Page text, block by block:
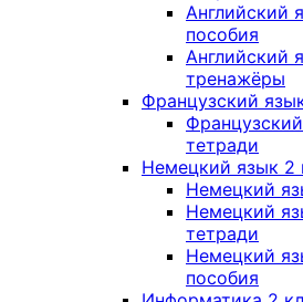
Английский
пособия
Английский
тренажёры
Французский
тетради
Немецкий язык 2
Немецкий
Немецкий
тетради
Немецкий
пособия